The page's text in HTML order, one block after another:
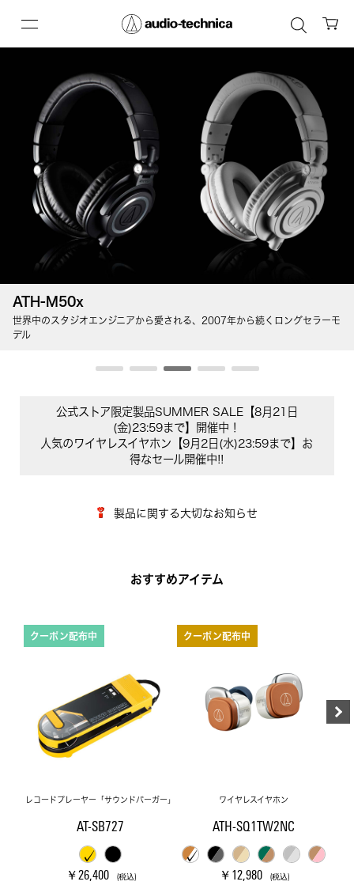
ATH-M50x
世界中のスタジオエンジニアから愛される、2007年から続くロングセラーモ
デル
公式ストア限定製品SUMMER SALE【8月21日
(金)23:59まで】開催中！
人気のワイヤレスイヤホン【9月2日(水)23:59まで】お
得なセール開催中!!
製品に関する大切なお知らせ
おすすめアイテム
クーポン配布中
レコードプレーヤー「サウンドバーガー」
AT-SB727
￥26,400 (税込)
クーポン配布中
ワイヤレスイヤホン
ATH-SQ1TW2NC
￥12,980 (税込)